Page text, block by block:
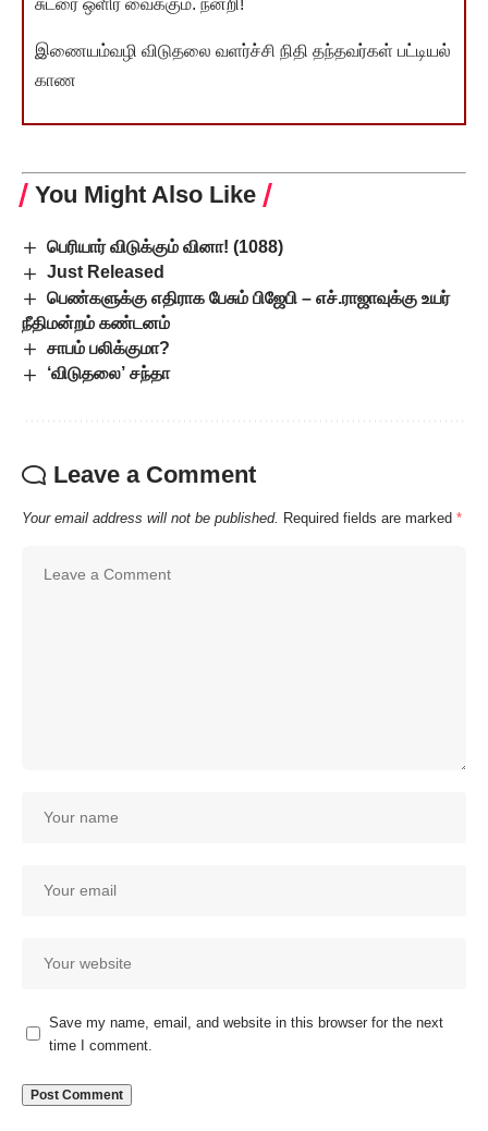
சுடரை ஒளிர வைக்கும். நன்றி!
இணையம்வழி விடுதலை வளர்ச்சி நிதி தந்தவர்கள் பட்டியல்
காண
You Might Also Like
பெரியார் விடுக்கும் வினா! (1088)
Just Released
பெண்களுக்கு எதிராக பேசும் பிஜேபி – எச்.ராஜாவுக்கு உயர்
நீதிமன்றம் கண்டனம்
சாபம் பலிக்குமா?
‘விடுதலை’ சந்தா
Leave a Comment
Your email address will not be published. Required fields are marked *
Save my name, email, and website in this browser for the next
time I comment.